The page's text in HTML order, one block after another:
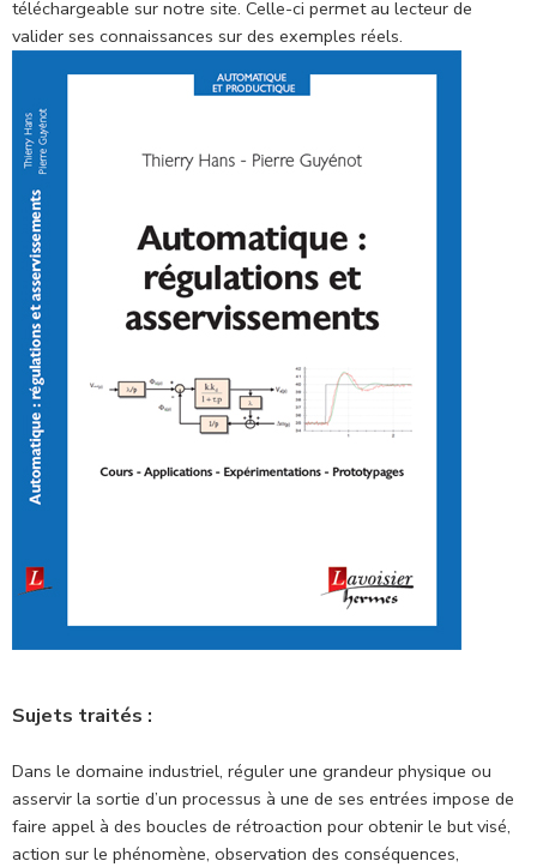
téléchargeable sur notre site. Celle-ci permet au lecteur de
valider ses connaissances sur des exemples réels.
Sujets traités :
Dans le domaine industriel, réguler une grandeur physique ou
asservir la sortie d’un processus à une de ses entrées impose de
faire appel à des boucles de rétroaction pour obtenir le but visé,
action sur le phénomène, observation des conséquences,